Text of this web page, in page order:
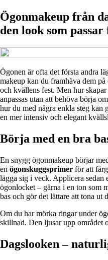
Ögonmakeup från
den look som
Ögonen är ofta det första andra
makeup kan du framhäva dem på
och kvällens fest. Men hur
anpassas utan att behöva börja
hur du med några enkla steg kan
en mer intensiv och elegant
Börja med en bra
En snygg ögonmakeup börjar
en ögonskuggsprimer för att
lägga sig i veck. Applicera sedan
ögonlocket – gärna i en ton som
bas och gör det lättare att tona ut
Om du har mörka ringar under
skillnad. Den ljusar upp området
Dagslooken –